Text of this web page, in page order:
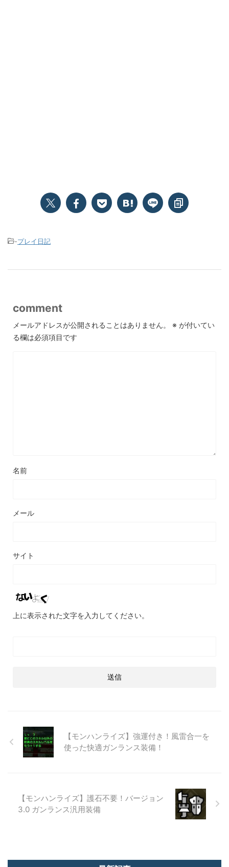
-プレイ日記
comment
メールアドレスが公開されることはありません。 ※ が付いてい
る欄は必須項目です
名前
メール
サイト
上に表示された文字を入力してください。
【モンハンライズ】強運付き！風雷合一を
使った快適ガンランス装備！
【モンハンライズ】護石不要！バージョン
3.0 ガンランス汎用装備